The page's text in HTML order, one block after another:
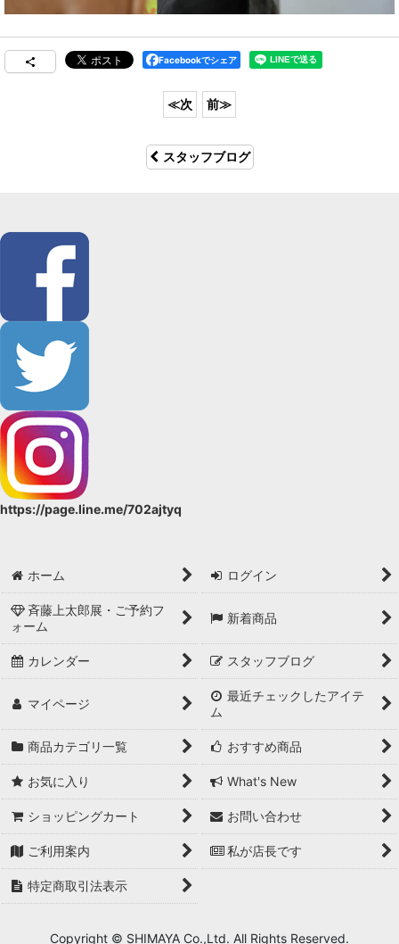
Facebookでシェア
スタッフブログ
https://page.line.me/702ajtyq
ホーム ログイン
斉藤上太郎展・ご予約フ
ォーム
新着商品
カレンダー スタッフブログ
マイページ
最近チェックしたアイテ
ム
商品カテゴリ一覧 おすすめ商品
お気に入り What's New
ショッピングカート お問い合わせ
ご利用案内 私が店長です
特定商取引法表示
Copyright © SHIMAYA Co.,Ltd. All Rights Reserved.